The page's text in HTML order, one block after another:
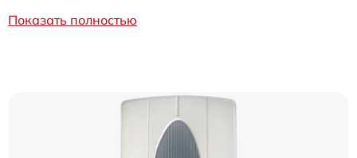
Показать полностью